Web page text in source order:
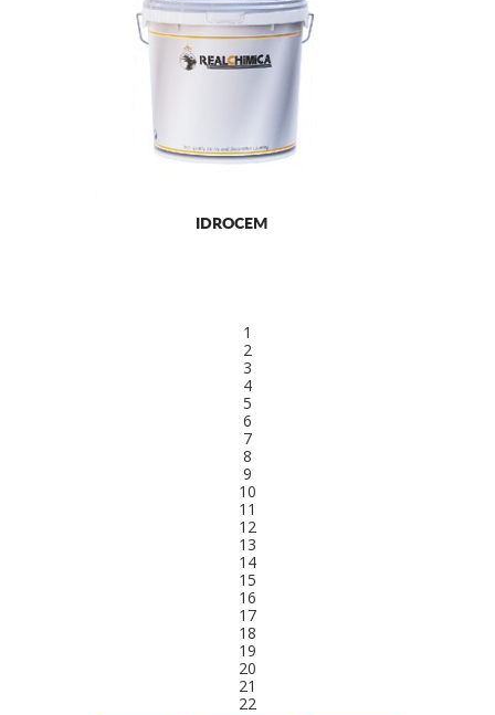
IDROCEM
1
2
3
4
5
6
7
8
9
10
11
12
13
14
15
16
17
18
19
20
21
22